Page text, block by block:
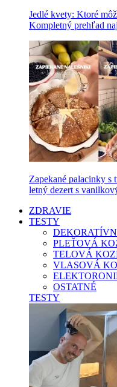
Jedlé kvety: Ktoré
Kompletný prehľad
Zapekané palacinky s
letný dezert s
ZDRAVIE
TESTY
PLEŤOVÁ
TELOVÁ
VLASOVÁ
OSTATNÉ
TESTY